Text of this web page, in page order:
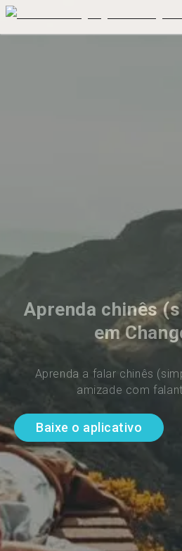
Aprenda chinês
em
Aprenda a falar chinês
amizade com
Baixe o aplicativo